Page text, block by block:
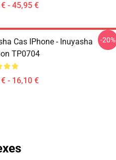
- 45,95 €
Cas IPhone - Inuyasha
TP0704
- 16,10 €
-20%